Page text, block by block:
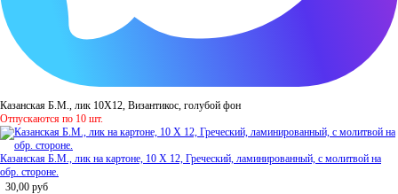
Казанская Б.М., лик 10Х12, Византикос, голубой фон
Отпускаются по 10 шт.
Казанская Б.М., лик на картоне, 10 Х 12, Греческий, ламинированный, с молитвой на
обр. стороне.
30,00 руб